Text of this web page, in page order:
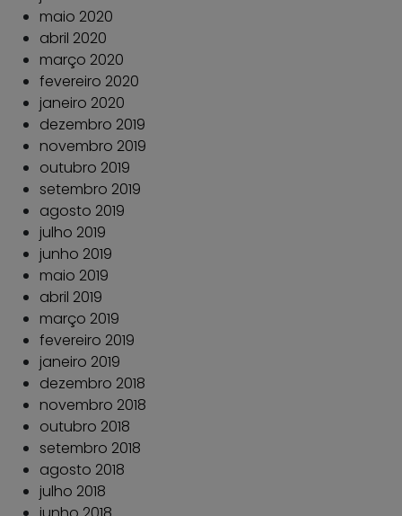
maio 2020
abril 2020
março 2020
fevereiro 2020
janeiro 2020
dezembro 2019
novembro 2019
outubro 2019
setembro 2019
agosto 2019
julho 2019
junho 2019
maio 2019
abril 2019
março 2019
fevereiro 2019
janeiro 2019
dezembro 2018
novembro 2018
outubro 2018
setembro 2018
agosto 2018
julho 2018